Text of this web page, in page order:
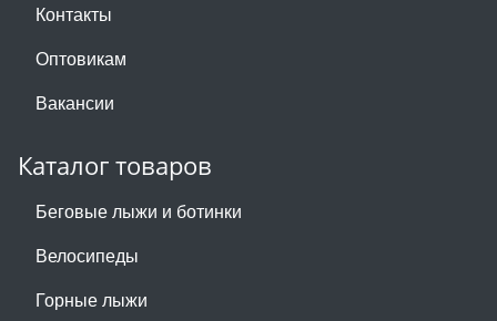
Контакты
Оптовикам
Вакансии
Каталог товаров
Беговые лыжи и ботинки
Велосипеды
Горные лыжи